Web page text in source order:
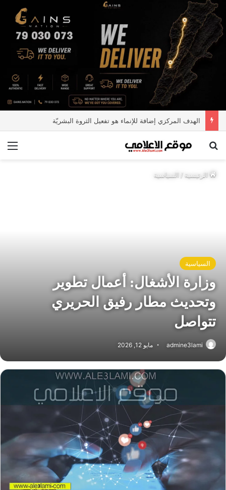
الهدف المركزي إضافة للإنماء هو تفعيل الثروة البشريّة
بحث عن
الرئيسية/ السياسية
السياسية
وزارة الأشغال: أعمال تطوير
وتحديث مطار رفيق الحريري
تتواصل
admine3lami مايو 12, 2026